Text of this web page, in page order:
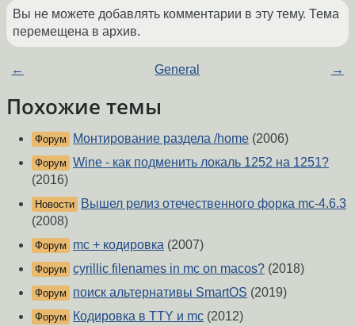
Вы не можете добавлять комментарии в эту тему. Тема
перемещена в архив.
← General →
Похожие темы
Форум Монтирование раздела /home (2006)
Форум Wine - как подменить локаль 1252 на 1251?
(2016)
Новости
Вышел релиз отечественного форка mc-4.6.3
(2008)
Форум mc + кодировка (2007)
Форум cyrillic filenames in mc on macos? (2018)
Форум поиск альтернативы SmartOS (2019)
Форум Кодировка в TTY и mc (2012)